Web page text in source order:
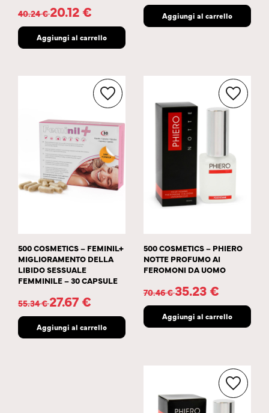
40.24€20.12€
Aggiungi al carrello
Aggiungi al carrello
500 COSMETICS – FEMINIL+
MIGLIORAMENTO DELLA
LIBIDO SESSUALE
FEMMINILE – 30 CAPSULE
55.34€27.67€
Aggiungi al carrello
500 COSMETICS – PHIERO
NOTTE PROFUMO AI
FEROMONI DA UOMO
70.46€35.23€
Aggiungi al carrello